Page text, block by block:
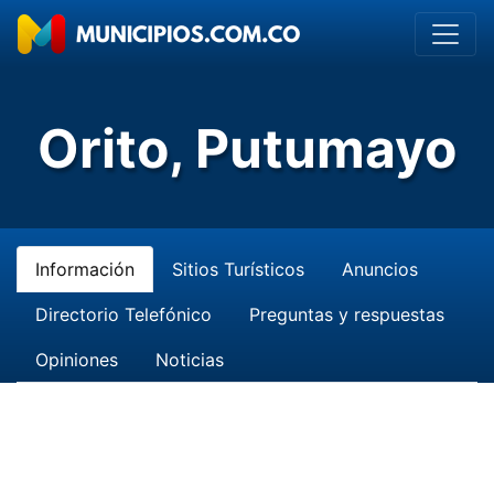
Orito, Putumayo
Información Sitios Turísticos Anuncios
Directorio Telefónico Preguntas y respuestas
Opiniones Noticias